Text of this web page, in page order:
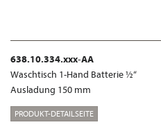
638.10.334.xxx-AA
Waschtisch 1-Hand Batterie ½“
Ausladung 150 mm
PRODUKT-DETAILSEITE